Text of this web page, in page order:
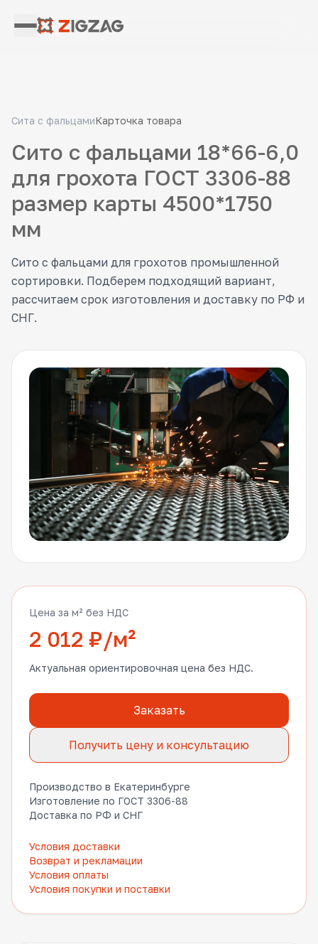
Сита с фальцамиКарточка товара
Сито с фальцами 18*66-6,0
для грохота ГОСТ 3306-88
размер карты 4500*1750
мм
Сито с фальцами для грохотов промышленной
сортировки. Подберем подходящий вариант,
рассчитаем срок изготовления и доставку по РФ и
СНГ.
Цена за м² без НДС
2 012 ₽/м²
Актуальная ориентировочная цена без НДС.
Заказать
Получить цену и консультацию
Производство в Екатеринбурге
Изготовление по ГОСТ 3306-88
Доставка по РФ и СНГ
Условия доставки
Возврат и рекламации
Условия оплаты
Условия покупки и поставки